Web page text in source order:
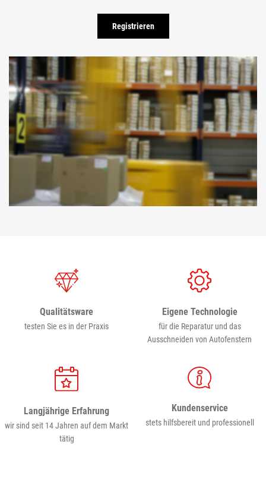
Registrieren
Qualitätsware
testen Sie es in der Praxis
Eigene Technologie
für die Reparatur und das
Ausschneiden von Autofenstern
Langjährige Erfahrung
wir sind seit 14 Jahren auf dem Markt
tätig
Kundenservice
stets hilfsbereit und professionell